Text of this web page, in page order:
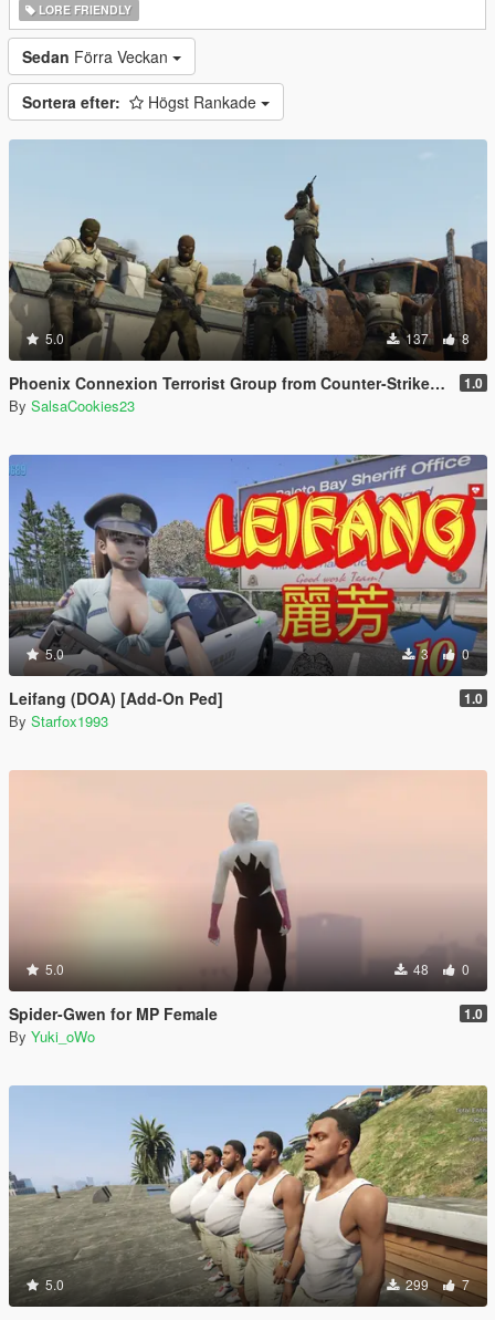
LORE FRIENDLY
Sedan Förra Veckan
Sortera efter: Högst Rankade
5.0 137 8
Phoenix Connexion Terrorist Group from Counter-Strike: Global Offensive (Shattered Web + Broken Fang skins included) 1.0
By SalsaCookies23
5.0 3 0
Leifang (DOA) [Add-On Ped] 1.0
By Starfox1993
5.0 48 0
Spider-Gwen for MP Female 1.0
By Yuki_oWo
5.0 299 7